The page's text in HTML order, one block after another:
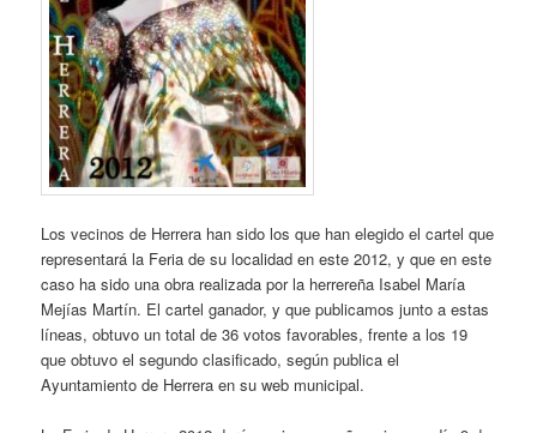
Los vecinos de Herrera han sido los que han elegido el cartel que
representará la Feria de su localidad en este 2012, y que en este
caso ha sido una obra realizada por la herrereña Isabel María
Mejías Martín. El cartel ganador, y que publicamos junto a estas
líneas, obtuvo un total de 36 votos favorables, frente a los 19
que obtuvo el segundo clasificado, según publica el
Ayuntamiento de Herrera en su web municipal.